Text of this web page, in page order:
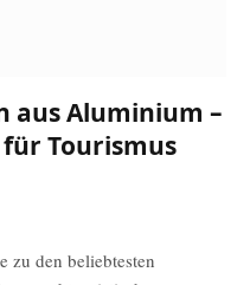
aus Aluminium –
Tourismus
zu den beliebtesten